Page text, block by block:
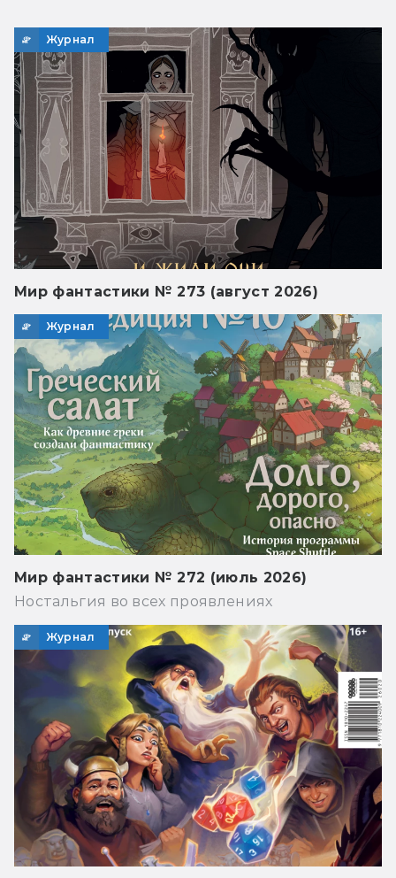
Журнал
Мир фантастики № 273 (август 2026)
Журнал
Мир фантастики № 272 (июль 2026)
Ностальгия во всех проявлениях
Журнал